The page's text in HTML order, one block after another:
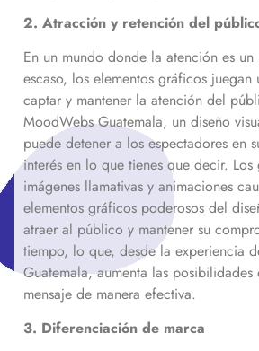
2. Atracción y retención del
En un mundo donde la atención es
escaso, los elementos gráficos
captar y mantener la atención del
MoodWebs Guatemala, un diseño
puede detener a los espectadores en
interés en lo que tienes que decir.
imágenes llamativas y animaciones
elementos gráficos poderosos del
atraer al público y mantener su
tiempo, lo que, desde la experiencia
Guatemala, aumenta las posibilidades
mensaje de manera efectiva.
3. Diferenciación de marca